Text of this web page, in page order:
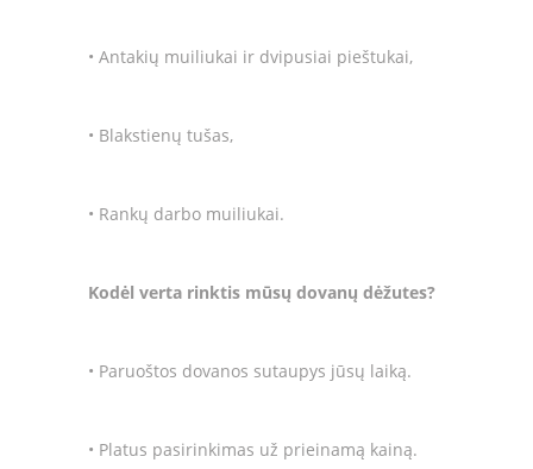
• Antakių muiliukai ir dvipusiai pieštukai,
• Blakstienų tušas,
• Rankų darbo muiliukai.
Kodėl verta rinktis mūsų dovanų dėžutes?
• Paruoštos dovanos sutaupys jūsų laiką.
• Platus pasirinkimas už prieinamą kainą.